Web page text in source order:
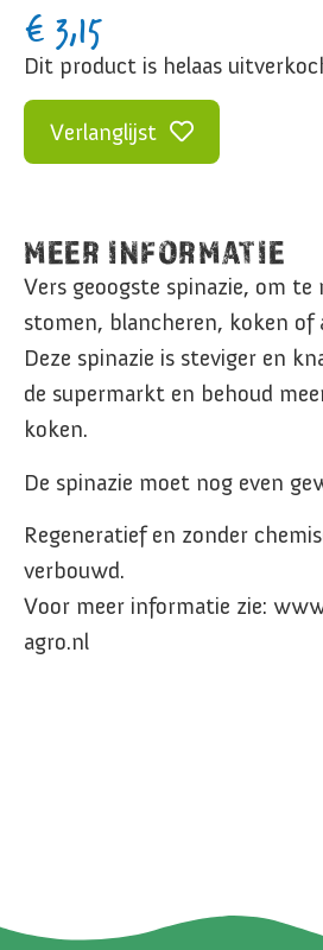
€ 3,15
Dit product is helaas
Verlanglijst
MEER INFORMATIE
Vers geoogste spinazie, om te
stomen, blancheren, koken of
Deze spinazie is steviger en
de supermarkt en behoud
koken.
De spinazie moet nog even
Regeneratief en zonder
verbouwd.
Voor meer informatie zie:
agro.nl